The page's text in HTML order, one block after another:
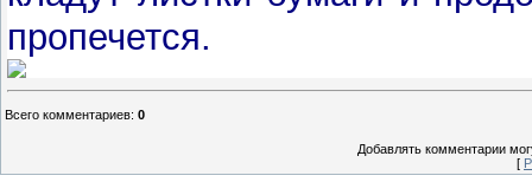
пропечется.
Всего комментариев: 0
Добавлять комментарии
[